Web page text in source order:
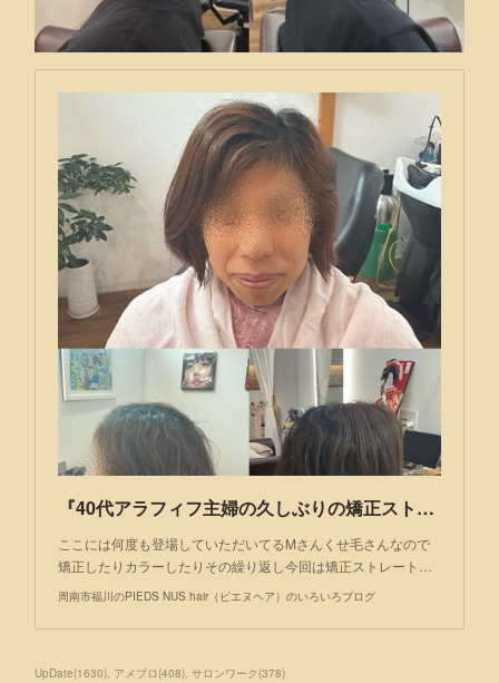
『40代アラフィフ主婦の久しぶりの矯正ストレート』
ここには何度も登場していただいてるMさんくせ毛さんなので
矯正したりカラーしたりその繰り返し今回は矯正ストレート…
周南市福川のPIEDS NUS hair（ピエヌヘア）のいろいろブログ
UpDate(1630) アメブロ (408) サロンワーク (378)